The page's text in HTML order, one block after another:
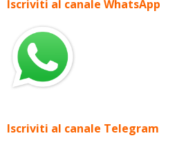
Iscriviti al canale WhatsApp
Iscriviti al canale Telegram